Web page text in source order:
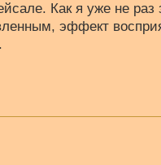
Как я уже не
эффект